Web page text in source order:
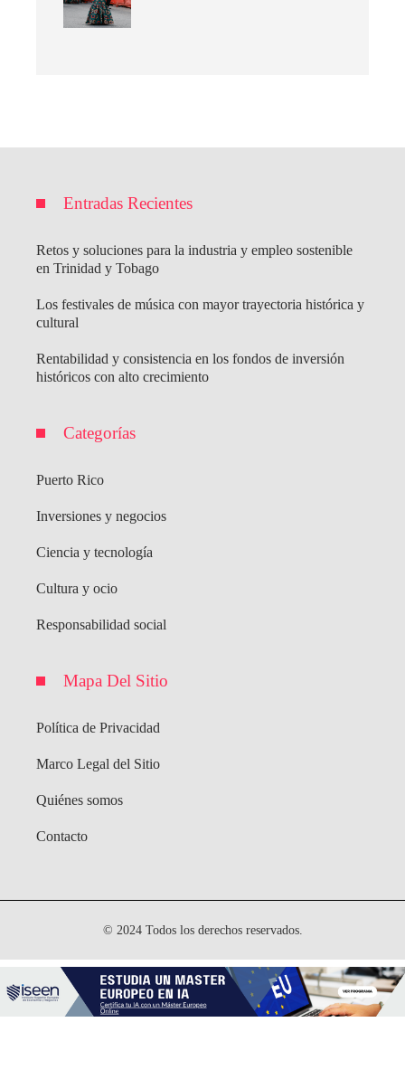
Entradas Recientes
Retos y soluciones para la industria y empleo sostenible
en Trinidad y Tobago
Los festivales de música con mayor trayectoria histórica y
cultural
Rentabilidad y consistencia en los fondos de inversión
históricos con alto crecimiento
Categorías
Puerto Rico
Inversiones y negocios
Ciencia y tecnología
Cultura y ocio
Responsabilidad social
Mapa Del Sitio
Política de Privacidad
Marco Legal del Sitio
Quiénes somos
Contacto
© 2024 Todos los derechos reservados.